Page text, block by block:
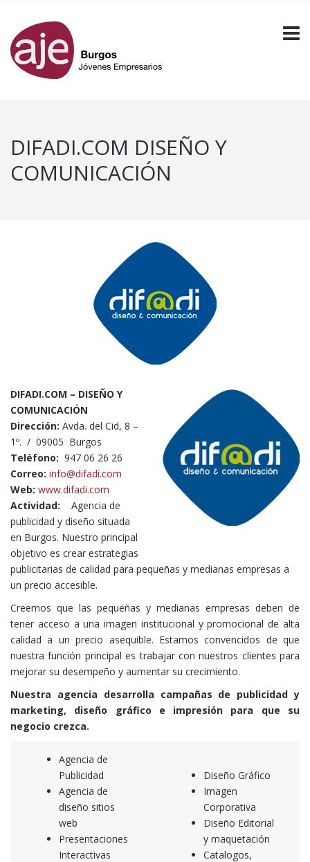
DIFADI.COM DISEÑO Y
COMUNICACIÓN
DIFADI.COM – DISEÑO Y
COMUNICACIÓN
Dirección: Avda. del Cid, 8 –
1º. / 09005 Burgos
Teléfono: 947 06 26 26
Correo: info@difadi.com
Web: www.difadi.com
Actividad: Agencia de
publicidad y diseño situada
en Burgos. Nuestro principal
objetivo es crear estrategias
publicitarias de calidad para pequeñas y medianas empresas a
un precio accesible.
Creemos que las pequeñas y medianas empresas deben de
tener acceso a una imagen institucional y promocional de alta
calidad a un precio asequible. Estamos convencidos de que
nuestra función principal es trabajar con nuestros clientes para
mejorar su desempeño y aumentar su crecimiento.
Nuestra agencia desarrolla campañas de publicidad y
marketing, diseño gráfico e impresión para que su
negocio crezca.
Agencia de
Publicidad
Agencia de
diseño sitios
web
Presentaciones
Interactivas
Diseño Gráfico
Imagen
Corporativa
Diseño Editorial
y maquetación
Catalogos,